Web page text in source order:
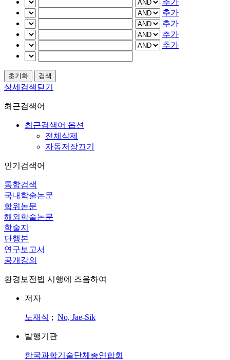
추가
추가
추가
추가
추가
상세검색닫기
최근검색어
최근검색어 옵션
전체삭제
자동저장끄기
인기검색어
통합검색
국내학술논문
학위논문
해외학술논문
학술지
단행본
연구보고서
공개강의
환경보전법 시행에 즈음하여
저자
노재식 ; No, Jae-Sik
발행기관
한국과학기술단체총연합회